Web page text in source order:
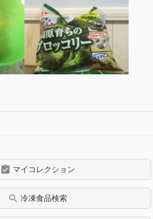
assignment_turned_in マイコレクション
search 冷凍食品検索